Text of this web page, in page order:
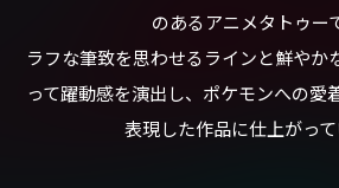
のあるアニメタトゥー
ラフな筆致を思わせるラインと鮮やか
って躍動感を演出し、ポケモンへの愛
表現した作品に仕上がって